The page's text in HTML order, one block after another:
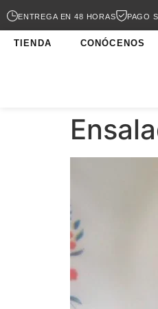
ENTREGA EN 48 HORAS PAGO
TIENDA CONÓCENOS